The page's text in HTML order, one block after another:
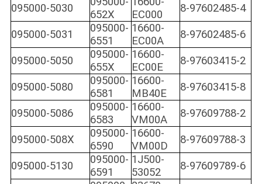
095000-5030
652X
EC000
8-97602485-4
095000-5031
095000-
6551
16600-
EC00A
8-97602485-6
095000-5050
095000-
655X
16600-
EC00E
8-97603415-2
095000-5080
095000-
6581
16600-
MB40E
8-97603415-8
095000-5086
095000-
6583
16600-
VM00A
8-97609788-2
095000-508X
095000-
6590
16600-
VM00D
8-97609788-3
095000-5130
095000-
6591
1J500-
53052
8-97609789-6